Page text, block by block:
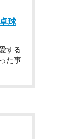
球
する
た事